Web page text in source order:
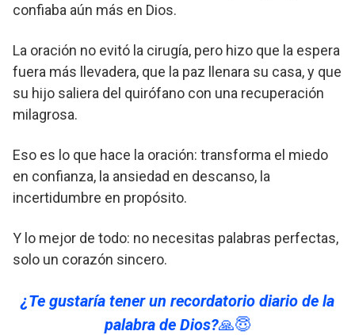
confiaba aún más en Dios.
La oración no evitó la cirugía, pero hizo que la espera
fuera más llevadera, que la paz llenara su casa, y que
su hijo saliera del quirófano con una recuperación
milagrosa.
Eso es lo que hace la oración: transforma el miedo
en confianza, la ansiedad en descanso, la
incertidumbre en propósito.
Y lo mejor de todo: no necesitas palabras perfectas,
solo un corazón sincero.
¿Te gustaría tener un recordatorio diario de la
palabra de Dios?🙏😇